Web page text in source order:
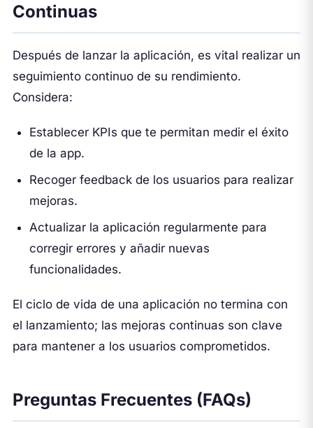
Continuas
Después de lanzar la aplicación, es vital realizar un
seguimiento continuo de su rendimiento.
Considera:
Establecer KPIs que te permitan medir el éxito
de la app.
Recoger feedback de los usuarios para realizar
mejoras.
Actualizar la aplicación regularmente para
corregir errores y añadir nuevas
funcionalidades.
El ciclo de vida de una aplicación no termina con
el lanzamiento; las mejoras continuas son clave
para mantener a los usuarios comprometidos.
Preguntas Frecuentes (FAQs)